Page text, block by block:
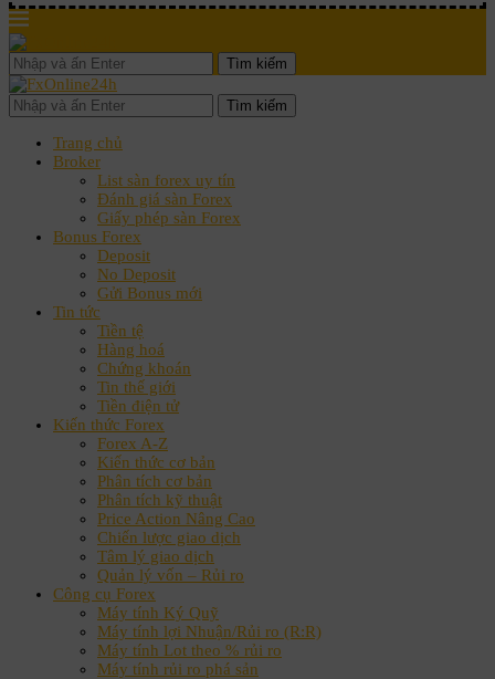
Tìm kiếm
Tìm kiếm
Trang chủ
Broker
List sàn forex uy tín
Đánh giá sàn Forex
Giấy phép sàn Forex
Bonus Forex
Deposit
No Deposit
Gửi Bonus mới
Tin tức
Tiền tệ
Hàng hoá
Chứng khoán
Tin thế giới
Tiền điện tử
Kiến thức Forex
Forex A-Z
Kiến thức cơ bản
Phân tích cơ bản
Phân tích kỹ thuật
Price Action Nâng Cao
Chiến lược giao dịch
Tâm lý giao dịch
Quản lý vốn – Rủi ro
Công cụ Forex
Máy tính Ký Quỹ
Máy tính lợi Nhuận/Rủi ro (R:R)
Máy tính Lot theo % rủi ro
Máy tính rủi ro phá sản